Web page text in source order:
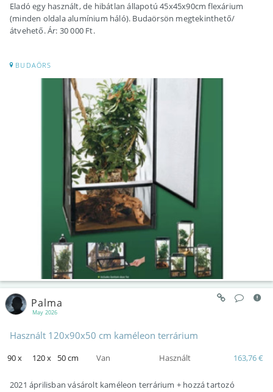
Eladó egy használt, de hibátlan állapotú 45x45x90cm flexárium
(minden oldala alumínium háló). Budaörsön megtekinthető/
átvehető. Ár: 30 000 Ft.
BUDAÖRS
May 2026
Palma
Használt 120x90x50 cm kaméleon terrárium
90 x 120 x 50 cm Van Használt 163,76 €
2021 áprilisban vásárolt kaméleon terrárium + hozzá tartozó